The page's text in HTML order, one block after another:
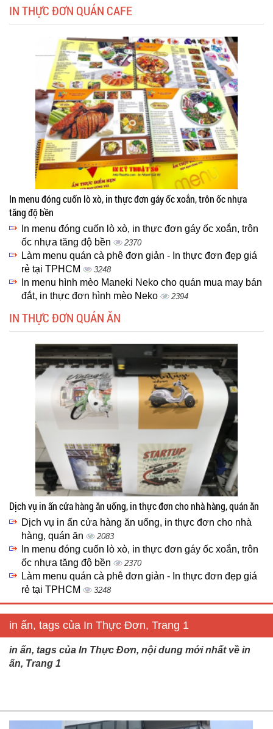
IN THỰC ĐƠN QUÁN CAFE
In menu đóng cuốn lò xò, in thực đơn gáy ốc xoắn, trôn ốc nhựa
tăng độ bền
In menu đóng cuốn lò xò, in thực đơn gáy ốc xoắn, trôn
ốc nhựa tăng độ bền
2370
Làm menu quán cà phê đơn giản - In thực đơn đẹp giá
rẻ tại TPHCM
3248
In menu hình mèo Maneki Neko cho quán mua may bán
đắt, in thực đơn hình mèo Neko
2394
IN THỰC ĐƠN QUÁN ĂN
Dịch vụ in ấn cửa hàng ăn uống, in thực đơn cho nhà hàng, quán ăn
Dịch vụ in ấn cửa hàng ăn uống, in thực đơn cho nhà
hàng, quán ăn
2083
In menu đóng cuốn lò xò, in thực đơn gáy ốc xoắn, trôn
ốc nhựa tăng độ bền
2370
Làm menu quán cà phê đơn giản - In thực đơn đẹp giá
rẻ tại TPHCM
3248
in ấn, tags của In Thực Đơn, Trang 1
in ấn, tags của In Thực Đơn, nội dung mới nhất về in
ấn, Trang 1